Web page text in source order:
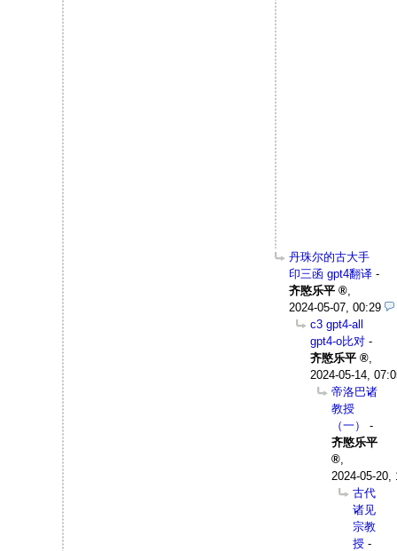
丹珠尔的古大手
印三函 gpt4翻译 -
齐愍乐平
2024-05-07, 00:29
c3 gpt4-all
gpt4-o比对 -
齐愍乐平
2024-05-14,
帝洛巴诸
教授
（一）
-
齐愍乐平
2024-05-20,
古代
诸见
宗教
授 -